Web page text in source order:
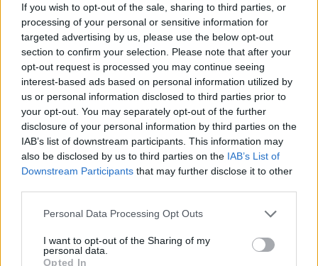
If you wish to opt-out of the sale, sharing to third parties, or
processing of your personal or sensitive information for
targeted advertising by us, please use the below opt-out
section to confirm your selection. Please note that after your
opt-out request is processed you may continue seeing
interest-based ads based on personal information utilized by
us or personal information disclosed to third parties prior to
your opt-out. You may separately opt-out of the further
disclosure of your personal information by third parties on the
IAB’s list of downstream participants. This information may
also be disclosed by us to third parties on the IAB’s List of
Downstream Participants that may further disclose it to other
Personal Data Processing Opt Outs
I want to opt-out of the Sharing of my
personal data.
Opted In
nella gestione di vicende come quella di
Daniela Santanchè. "Male, risponde Cruciani
secondo cui se si è garantisti bisogna esserlo
anche in queste cose: "Se non c'entra con
l'inchiesta (Echidna della Procura di Torino,
ndr) perché non candidarlo?". Poco prima il
conduttore de La Zanzara aveva tuonato:
"Quello che è insopportabile in questa
vicenda è il senso di superiorità morale del
Partito democratico e della sinistra, che
spesso hanno quando si ci sono gli scandali
che riguardano il centrodestra" mentre oggi
con il terremoto dem partito dalla Puglia "è
alcuna superiorità morale dal punto di vista
della corruzione del Pd rispetto alla destra e